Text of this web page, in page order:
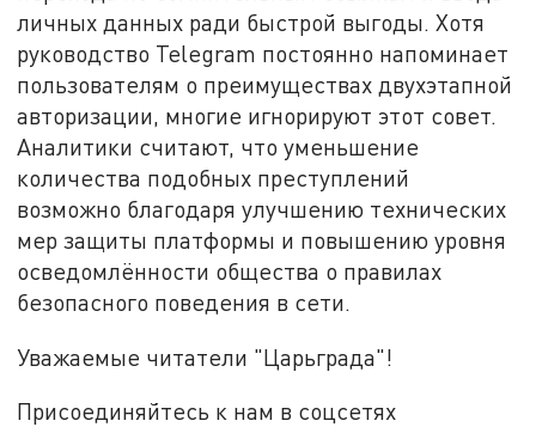
личных данных ради быстрой выгоды. Хотя
руководство Telegram постоянно напоминает
пользователям о преимуществах двухэтапной
авторизации, многие игнорируют этот совет.
Аналитики считают, что уменьшение
количества подобных преступлений
возможно благодаря улучшению технических
мер защиты платформы и повышению уровня
осведомлённости общества о правилах
безопасного поведения в сети.
Уважаемые читатели "Царьграда"!
Присоединяйтесь к нам в соцсетях